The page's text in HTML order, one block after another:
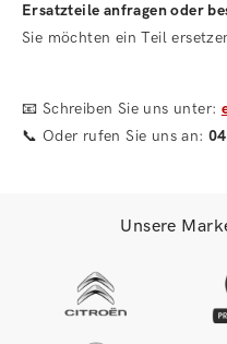
Ersatzteile anfragen oder
Sie möchten ein Teil
📧 Schreiben Sie uns unter:
📞 Oder rufen Sie uns an:
Unsere